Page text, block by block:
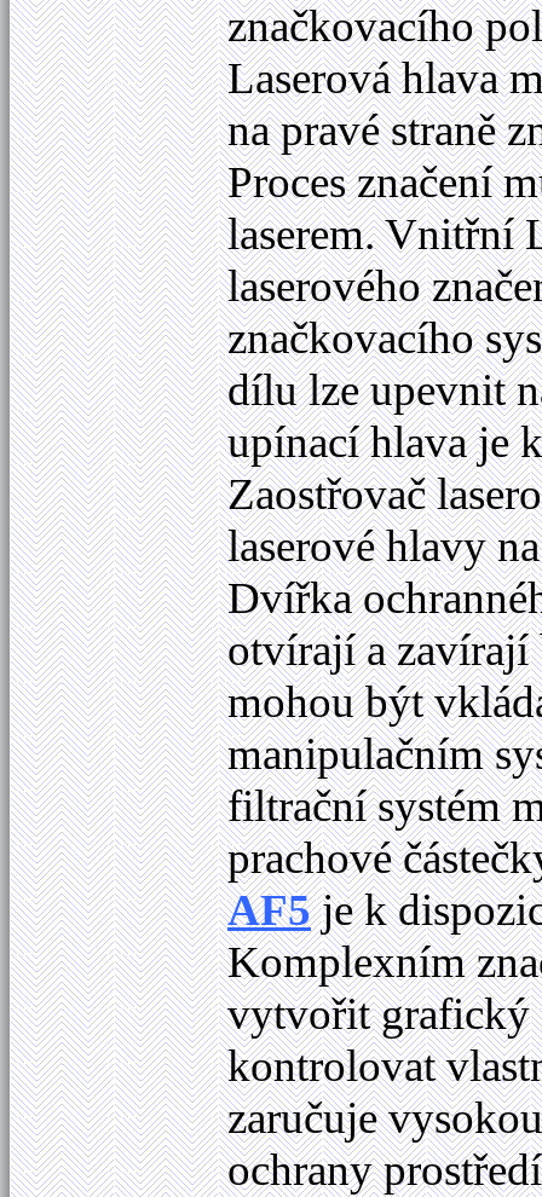
značkovacího
Laserová hlava
na pravé straně
Proces značení
laserem. Vnitřní
laserového
značkovacího
dílu lze upevnit
upínací hlava je
Zaostřovač
laserové hlavy
Dvířka
otvírají a zavírají
mohou být
manipulačním
filtrační systém
prachové
AF5je k
Komplexním
vytvořit grafický
kontrolovat
zaručuje
ochrany